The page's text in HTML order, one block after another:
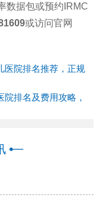
数据包或预约IRMC
或访问官网
医院排名推荐，正规
排名及费用攻略，